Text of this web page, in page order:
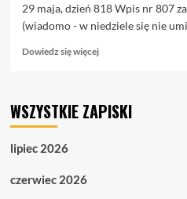
29 maja, dzień 818 Wpis nr 807
(wiadomo - w niedziele się nie
Dowiedz się więcejDowiedz
29.05.
WSZYSTKIE ZAPISKI
lipiec 2026
czerwiec 2026